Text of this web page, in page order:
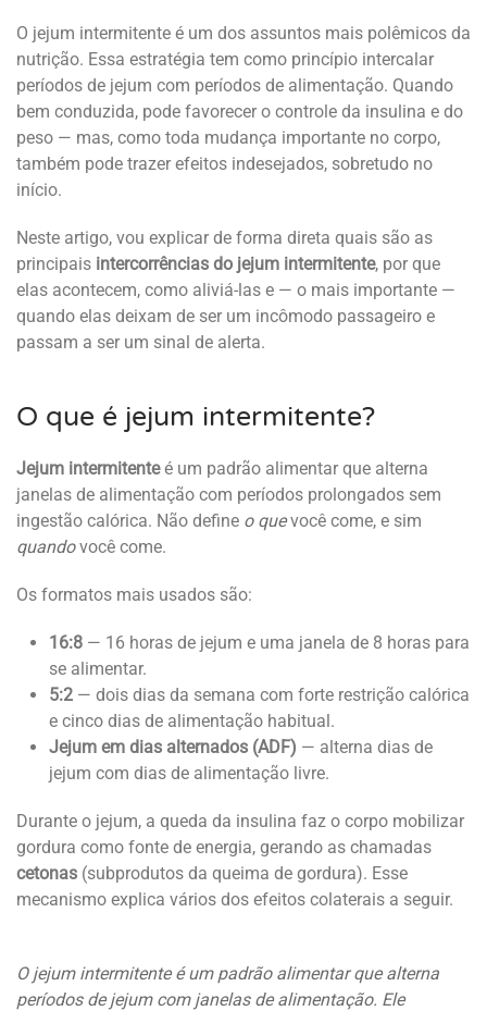
O jejum intermitente é um dos assuntos mais polêmicos da
nutrição. Essa estratégia tem como princípio intercalar
períodos de jejum com períodos de alimentação. Quando
bem conduzida, pode favorecer o controle da insulina e do
peso — mas, como toda mudança importante no corpo,
também pode trazer efeitos indesejados, sobretudo no
início.
Neste artigo, vou explicar de forma direta quais são as
principais intercorrências do jejum intermitente, por que
elas acontecem, como aliviá-las e — o mais importante —
quando elas deixam de ser um incômodo passageiro e
passam a ser um sinal de alerta.
O que é jejum intermitente?
Jejum intermitenteé um padrão alimentar que alterna
janelas de alimentação com períodos prolongados sem
ingestão calórica. Não define o quevocê come, e sim
quandovocê come.
Os formatos mais usados são:
16:8 — 16 horas de jejum e uma janela de 8 horas para
se alimentar.
5:2 — dois dias da semana com forte restrição calórica
e cinco dias de alimentação habitual.
Jejum em dias alternados (ADF) — alterna dias de
jejum com dias de alimentação livre.
Durante o jejum, a queda da insulina faz o corpo mobilizar
gordura como fonte de energia, gerando as chamadas
cetonas (subprodutos da queima de gordura). Esse
mecanismo explica vários dos efeitos colaterais a seguir.
O jejum intermitente é um padrão alimentar que alterna
períodos de jejum com janelas de alimentação. Ele